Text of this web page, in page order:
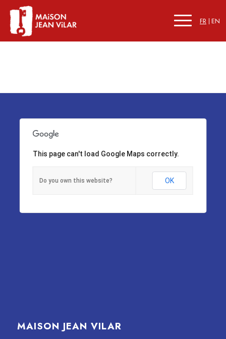
FR EN
This page can't load Google Maps correctly.
Do you own this website? OK
MAISON JEAN VILAR